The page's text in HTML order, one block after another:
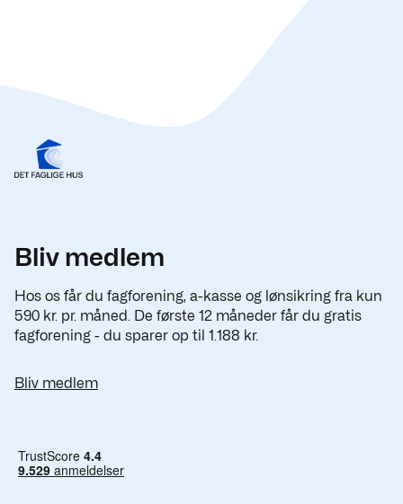
Bliv medlem
Hos os får du fagforening, a-kasse og lønsikring fra kun
590 kr. pr. måned. De første 12 måneder får du gratis
fagforening - du sparer op til 1.188 kr.
Bliv medlem